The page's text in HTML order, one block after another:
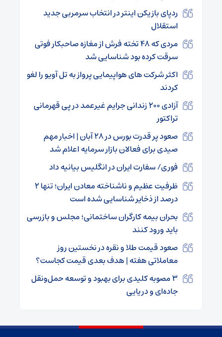
ردپای بازیکن اینتر در انتخاب سرمربی جدید
استقلال
مردی که ۴۸ تخته فرش از مغازه صاحبکار فوتی
سرقت کرده بود شناسایی شد
اکثر شرکت های هواپیمایی پرواز به تل آویو را لغو
کردند
آزادی ۲۰۰ زندانی جرایم غیرعمد در پی قهرمانی
تراکتور
صعود پر قدرت بورس در ۲۸ آبان | اخبار مهم
صیدی برای فعالان بازار سرمایه اعلام شد
فوری/ سفارت ایران در انگلیس بیانیه داد
ظرفیت عظیم و ناشناخته معادن ایران؛ تنها ۲
درصد از ذخایر شناسایی شده است
بحران بیمه کارگران ساختمانی؛ مجلس و بازرسی
باید ورود کنند
صعود قیمت طلا و نقره در نخستین روز
معاملاتی هفته | هدف بعدی قیمت کجاست؟
۳ مصوبه کلیدی برای بهبود و توسعه حمل‌ونقل
جاده‌ای و دریایی